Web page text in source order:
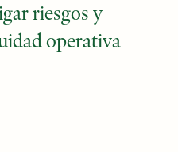
riesgos y
operativa